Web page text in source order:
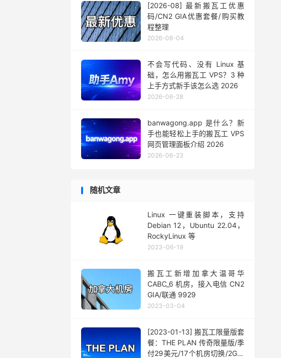
[2026-08] 最新搬瓦工优惠
码/CN2 GIA优惠套餐/购买教
程整理
2026-08-04
不会写代码、没有 Linux 基
础，怎么用搬瓦工 VPS？3 种
上手方式新手该怎么选 2026
2026-06-28
banwagong.app 是什么？新
手也能轻松上手的搬瓦工 VPS
网页管理面板介绍 2026
2026-06-23
随机文章
Linux 一键重装脚本，支持
Debian 12，Ubuntu 22.04，
RockyLinux 等
2023-06-19
搬瓦工新增加拿大温哥华
CABC_6 机房，接入电信 CN2
GIA/联通 9929
2023-03-04
[2023-01-13] 搬瓦工限量版套
餐：THE PLAN 传奇限量版/季
付29美元/17个机房切换/2G内